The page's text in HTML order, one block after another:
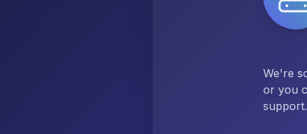
We're
or you
support.